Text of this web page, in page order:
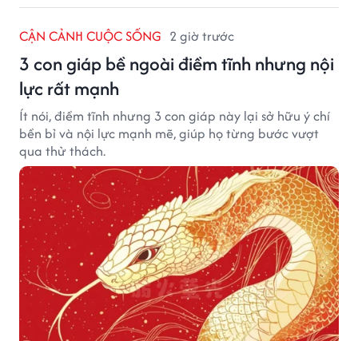
CẬN CẢNH CUỘC SỐNG 2 giờ trước
3 con giáp bề ngoài điềm tĩnh nhưng nội
lực rất mạnh
Ít nói, điềm tĩnh nhưng 3 con giáp này lại sở hữu ý chí
bền bỉ và nội lực mạnh mẽ, giúp họ từng bước vượt
qua thử thách.